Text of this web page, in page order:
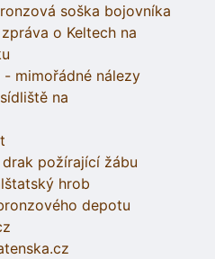
soška bojovníka
o Keltech na
- mimořádné nálezy
na
požírající žábu
hrob
depotu